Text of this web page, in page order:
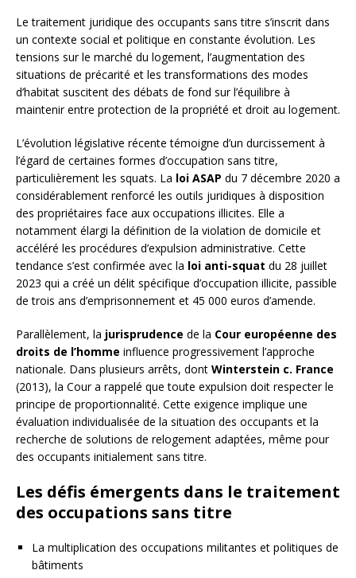
Le traitement juridique des occupants sans titre s’inscrit dans
un contexte social et politique en constante évolution. Les
tensions sur le marché du logement, l’augmentation des
situations de précarité et les transformations des modes
d’habitat suscitent des débats de fond sur l’équilibre à
maintenir entre protection de la propriété et droit au logement.
L’évolution législative récente témoigne d’un durcissement à
l’égard de certaines formes d’occupation sans titre,
particulièrement les squats. La loi ASAP du 7 décembre 2020 a
considérablement renforcé les outils juridiques à disposition
des propriétaires face aux occupations illicites. Elle a
notamment élargi la définition de la violation de domicile et
accéléré les procédures d’expulsion administrative. Cette
tendance s’est confirmée avec la loi anti-squat du 28 juillet
2023 qui a créé un délit spécifique d’occupation illicite, passible
de trois ans d’emprisonnement et 45 000 euros d’amende.
Parallèlement, la jurisprudence de la Cour européenne des
droits de l’homme influence progressivement l’approche
nationale. Dans plusieurs arrêts, dont Winterstein c. France
(2013), la Cour a rappelé que toute expulsion doit respecter le
principe de proportionnalité. Cette exigence implique une
évaluation individualisée de la situation des occupants et la
recherche de solutions de relogement adaptées, même pour
des occupants initialement sans titre.
Les défis émergents dans le traitement
des occupations sans titre
La multiplication des occupations militantes et politiques de
bâtiments